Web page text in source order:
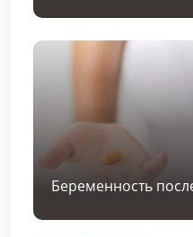
Беременность